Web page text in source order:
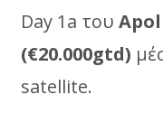
Day 1a του
(€20.000gtd)
satellite.